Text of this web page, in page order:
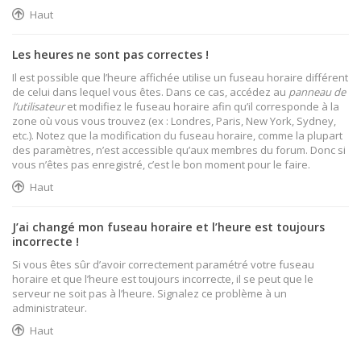
Haut
Les heures ne sont pas correctes !
Il est possible que l’heure affichée utilise un fuseau horaire différent
de celui dans lequel vous êtes. Dans ce cas, accédez au panneau de
l’utilisateuret modifiez le fuseau horaire afin qu’il corresponde à la
zone où vous vous trouvez (ex : Londres, Paris, New York, Sydney,
etc.). Notez que la modification du fuseau horaire, comme la plupart
des paramètres, n’est accessible qu’aux membres du forum. Donc si
vous n’êtes pas enregistré, c’est le bon moment pour le faire.
Haut
J’ai changé mon fuseau horaire et l’heure est toujours
incorrecte !
Si vous êtes sûr d’avoir correctement paramétré votre fuseau
horaire et que l’heure est toujours incorrecte, il se peut que le
serveur ne soit pas à l’heure. Signalez ce problème à un
administrateur.
Haut